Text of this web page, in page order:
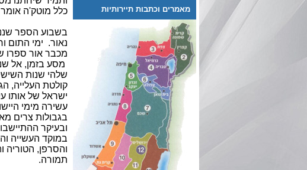
מאמרים וכתבות תיירותיות
כלל מוטק'ה אומר
בשבוע הספר
נאור. ימי התום
מכבר אור ספרו
מסע בזמן, אל
קולטת העלייה,
ישראל של אותו
עשירה מימי
בגבולות צרים
ובעיקר
במוקד העשייה
והסרפן, הטוריה
תמורה.